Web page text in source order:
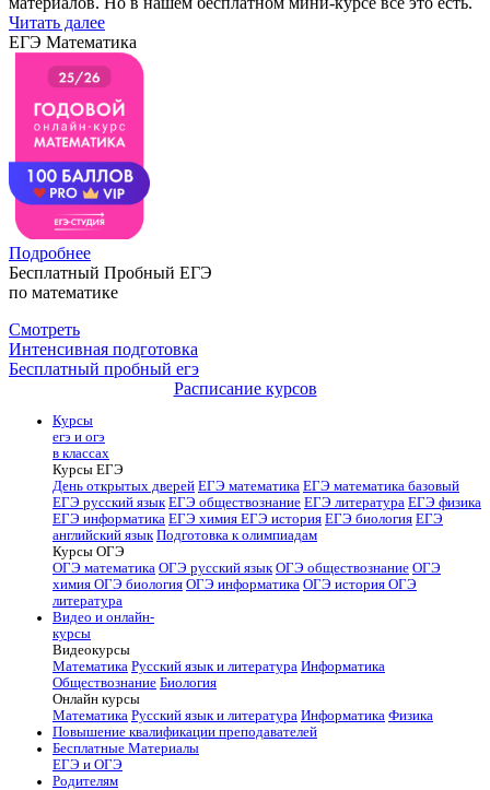
Читать далее
ЕГЭ Математика
Подробнее
Бесплатный Пробный ЕГЭ
по математике
Смотреть
Интенсивная подготовка
Бесплатный пробный егэ
Расписание курсов
Курсы
егэ и огэ
в классах
Курсы ЕГЭ
День открытых дверей ЕГЭ математика ЕГЭ математика базовый
ЕГЭ русский язык ЕГЭ обществознание ЕГЭ литература ЕГЭ физика
ЕГЭ информатика ЕГЭ химия ЕГЭ история ЕГЭ биология ЕГЭ
английский язык Подготовка к олимпиадам
Курсы ОГЭ
ОГЭ математика ОГЭ русский язык ОГЭ обществознание ОГЭ
химия ОГЭ биология ОГЭ информатика ОГЭ история ОГЭ
литература
Видео и онлайн-
курсы
Видеокурсы
Математика Русский язык и литература Информатика
Обществознание Биология
Онлайн курсы
Математика Русский язык и литература Информатика Физика
Повышение квалификации преподавателей
Бесплатные Материалы
ЕГЭ и ОГЭ
Родителям